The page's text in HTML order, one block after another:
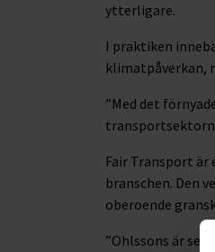
ytterligare.
I praktiken
klimatpåverkan,
”Med det
Fair Transport
branschen. Den
oberoende
”Ohlssons är